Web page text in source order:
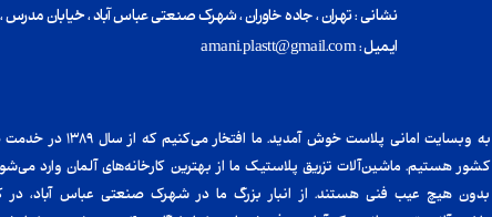
​​​​​​​نشانی : تهران ، جاده خاوران ، شهرک صنعتی عباس آباد ، خیابان مدرس ، خیابان ۱۷ ،
ایمیل : amani.plastt@gmail.com
به وبسایت امانی پلاست خوش آمدید.
کشور هستیم. ماشین‌آلات تزریق پلاستیک ما از بهترین کارخانه‌های آلمان وارد
بدون هیچ عیب فنی هستند. از انبار بزرگ ما در شهرک صنعتی عباس آباد، در